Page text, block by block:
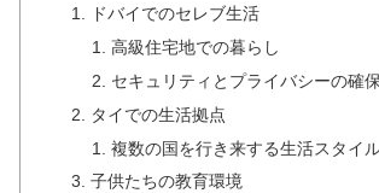
ドバイでのセレブ生活
高級住宅地での暮らし
セキュリティとプライバシーの確保
タイでの生活拠点
複数の国を行き来する生活スタイ
子供たちの教育環境